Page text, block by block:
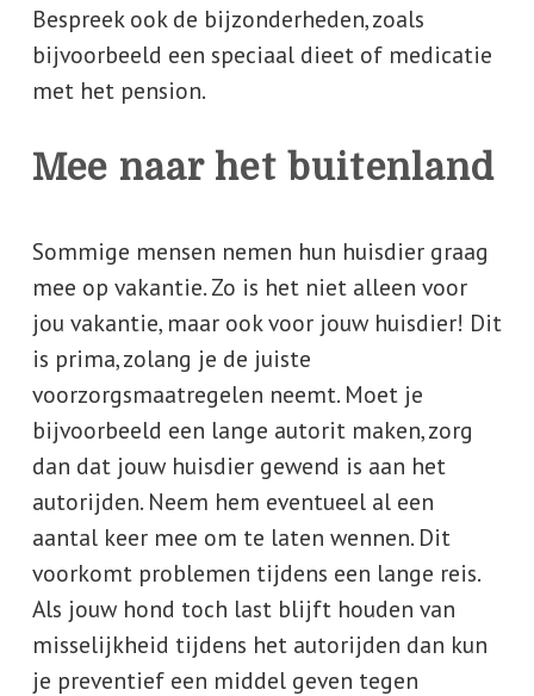
Bespreek ook de bijzonderheden, zoals
bijvoorbeeld een speciaal dieet of medicatie
met het pension.
Mee naar het buitenland
Sommige mensen nemen hun huisdier graag
mee op vakantie. Zo is het niet alleen voor
jou vakantie, maar ook voor jouw huisdier! Dit
is prima, zolang je de juiste
voorzorgsmaatregelen neemt. Moet je
bijvoorbeeld een lange autorit maken, zorg
dan dat jouw huisdier gewend is aan het
autorijden. Neem hem eventueel al een
aantal keer mee om te laten wennen. Dit
voorkomt problemen tijdens een lange reis.
Als jouw hond toch last blijft houden van
misselijkheid tijdens het autorijden dan kun
je preventief een middel geven tegen